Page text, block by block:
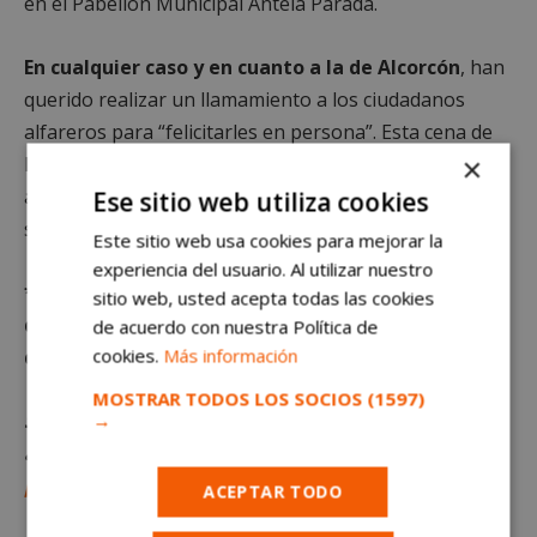
En cualquier caso y en cuanto a la de Alcorcón, han
querido realizar un llamamiento a los ciudadanos
alfareros para “felicitarles en persona”. Esta cena de
Navidad ya es tradicional en el Partido Popular,
aunque el año pasado no pudo celebrarse por la
situación sanitaria.
*Queda terminantemente prohibido el uso o
distribución sin previo consentimiento del texto o
de las imágenes que aparecen en este artículo.
Si tienes una empresa y quieres anunciarte en
alcorconhoy.com,
puedes hacerlo.
×
Ese sitio web utiliza cookies
Este sitio web usa cookies para mejorar la
experiencia del usuario. Al utilizar nuestro
sitio web, usted acepta todas las cookies
de acuerdo con nuestra Política de
cookies. Más información
MOSTRAR TODOS LOS SOCIOS (1597)
→
ACEPTAR TODO